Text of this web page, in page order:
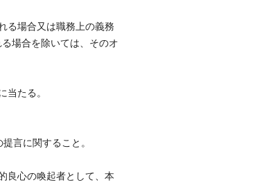
る場合又は職務上の義務
場合を除いては、そのオ
たる。
言に関すること。
良心の喚起者として、本